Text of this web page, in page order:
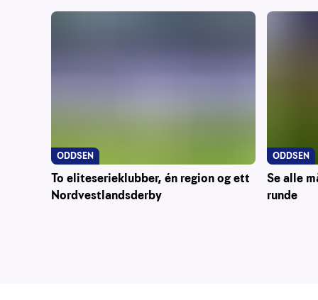
To eliteserieklubber, én region og ett
Nordvestlandsderby
ODDSEN
Se alle
runde
ODDSEN